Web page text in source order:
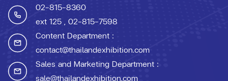
02-815-8360
ext 125 , 02-815-7598
Content Department :
contact@thailandexhibition.com
Sales and Marketing Department :
sale@thailandexhibition.com